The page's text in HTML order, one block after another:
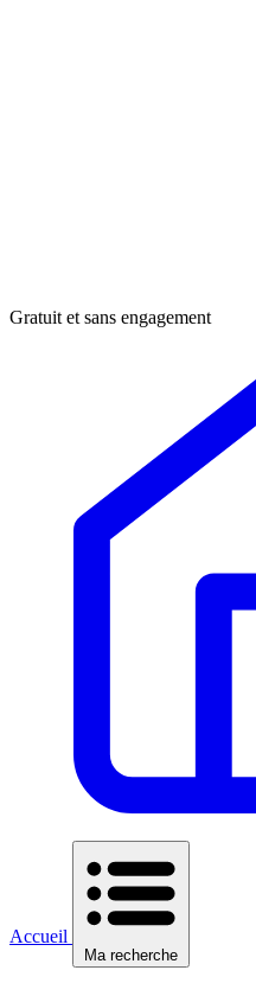
Gratuit et sans engagement
Accueil
Ma recherche